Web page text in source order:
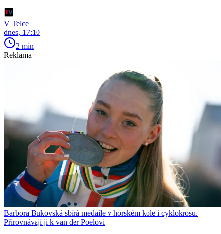
V Telce
dnes, 17:10
2 min
Reklama
Barbora Bukovská sbírá medaile v horském kole i cyklokrosu.
Přirovnávají ji k van der Poelovi